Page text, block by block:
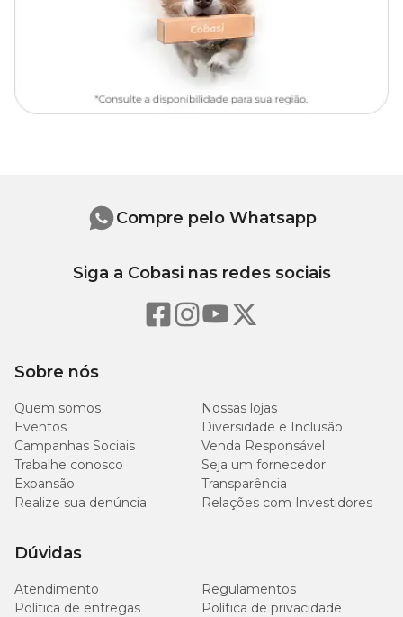
Sobre nós
Quem somos
Nossas lojas
Eventos
Diversidade e Inclusão
Campanhas Sociais
Venda Responsável
Trabalhe conosco
Seja um fornecedor
Expansão
Transparência
Realize sua denúncia
Relações com Investidores
Dúvidas
Atendimento
Regulamentos
Política de entregas
Política de privacidade
Compre pelo Whatsapp
Siga a Cobasi nas redes sociais